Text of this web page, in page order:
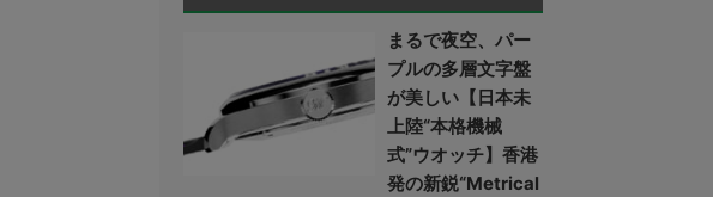
まるで夜空、パー
プルの多層文字盤
が美しい【日本未
上陸“本格機械
式”ウオッチ】香港
発の新鋭“Metrical